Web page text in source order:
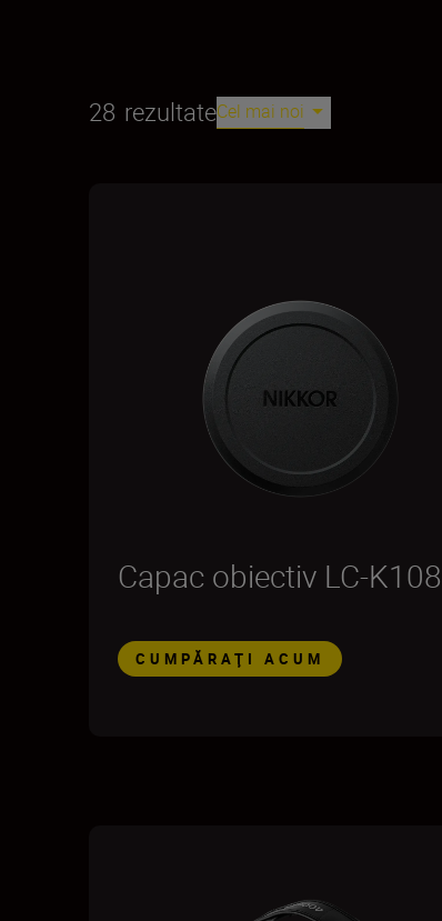
28 rezultateCel mai noi
Capac obiectiv LC-K108
CUMPĂRAŢI ACUM